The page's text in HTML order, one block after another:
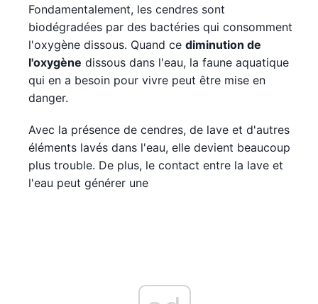
Fondamentalement, les cendres sont
biodégradées par des bactéries qui consomment
l'oxygène dissous. Quand ce diminution de
l'oxygène dissous dans l'eau, la faune aquatique
qui en a besoin pour vivre peut être mise en
danger.
Avec la présence de cendres, de lave et d'autres
éléments lavés dans l'eau, elle devient beaucoup
plus trouble. De plus, le contact entre la lave et
l'eau peut générer une